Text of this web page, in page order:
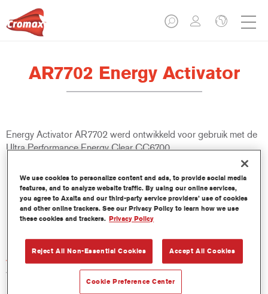
AR7702 Energy Activator
Energy Activator AR7702 werd ontwikkeld voor gebruik met de
Ultra Performance Energy Clear CC6700.
Product- eigenschappen
Product Variant
Artikelnummer
AR7702 2.50 LI
We use cookies to personalize content and ads, to provide social media
features, and to analyze website traffic. By using our online services,
you agree to Axalta and our third-party service providers’ use of cookies
and other online trackers. See our Privacy Policy to learn how we use
these cookies and trackers. Privacy Policy
Reject All Non-Essential Cookies Accept All Cookies
Cookie Preference Center